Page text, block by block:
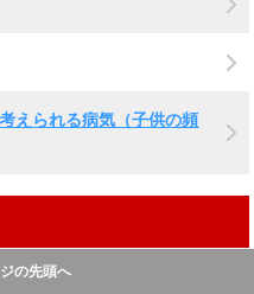
えられる病気（子供の頻
の先頭へ